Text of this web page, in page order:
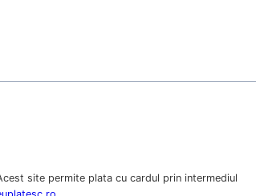
site permite plata cu cardul prin intermediul